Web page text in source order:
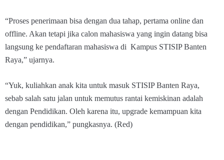
“Proses penerimaan bisa dengan dua tahap, pertama online dan
offline. Akan tetapi jika calon mahasiswa yang ingin datang bisa
langsung ke pendaftaran mahasiswa di Kampus STISIP Banten
Raya,” ujarnya.
“Yuk, kuliahkan anak kita untuk masuk STISIP Banten Raya,
sebab salah satu jalan untuk memutus rantai kemiskinan adalah
dengan Pendidikan. Oleh karena itu, upgrade kemampuan kita
dengan pendidikan,” pungkasnya. (Red)